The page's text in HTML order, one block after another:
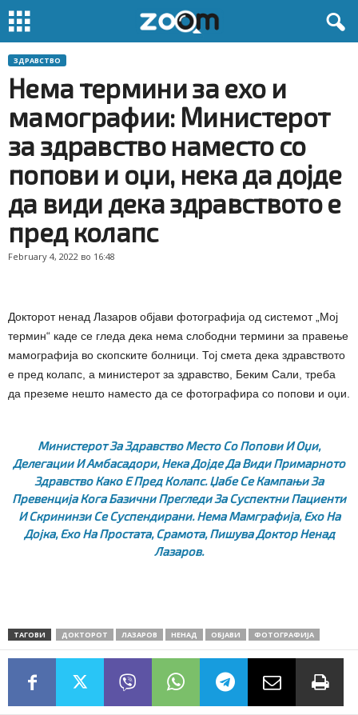
ЗДРАВСТВО
Нема термини за ехо и
мамографии: Министерот
за здравство наместо со
попови и оџи, нека да дојде
да види дека здравството е
пред колапс
February 4, 2022 во 16:48
Докторот ненад Лазаров објави фотографија од системот „Мој
термин“ каде се гледа дека нема слободни термини за правење
мамографија во скопските болници. Тој смета дека здравството
е пред колапс, а министерот за здравство, Беким Сали, треба
да преземе нешто наместо да се фотографира со попови и оџи.
Министерот За Здравство Место Со Попови И Оџи,
Делегации И Амбасадори, Нека Дојде Да Види Примарното
Здравство Како Е Пред Колапс. Џабе Се Кампањи За
Превенција Кога Базични Прегледи За Суспектни Пациенти
И Скрининзи Се Суспендирани. Нема Мамграфија, Ехо На
Дојка, Ехо На Простата, Срамота,Пишува Доктор Ненад
Лазаров.
ТАГОВИ ДОКТОРОТ ЛАЗАРОВ НЕНАД ОБЈАВИ ФОТОГРАФИЈА